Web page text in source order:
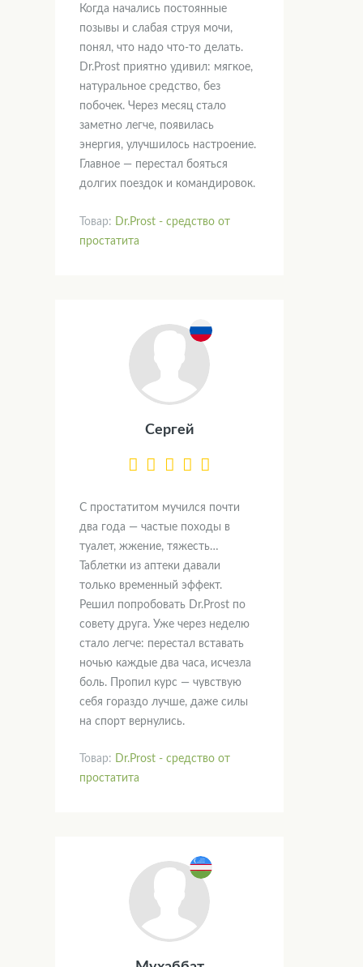
Когда начались постоянные
позывы и слабая струя мочи,
понял, что надо что-то делать.
Dr.Prost приятно удивил: мягкое,
натуральное средство, без
побочек. Через месяц стало
заметно легче, появилась
энергия, улучшилось настроение.
Главное — перестал бояться
долгих поездок и командировок.
Товар:
Dr.Prost - средство от
простатита
Сергей
С простатитом мучился почти
два года — частые походы в
туалет, жжение, тяжесть…
Таблетки из аптеки давали
только временный эффект.
Решил попробовать Dr.Prost по
совету друга. Уже через неделю
стало легче: перестал вставать
ночью каждые два часа, исчезла
боль. Пропил курс — чувствую
себя гораздо лучше, даже силы
на спорт вернулись.
Товар: Dr.Prost - средство от
простатита